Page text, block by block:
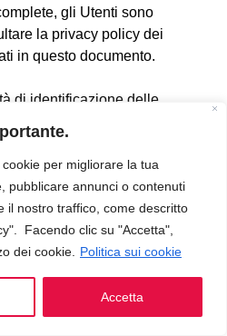
per migliorare la tua
pubblicare annunci o contenuti
il nostro traffico, come descritto
Facendo clic su "Accetta",
dei cookie.
Politica sui cookie
Accetta
gli Utenti sono
la privacy policy dei
in questo documento.
di identificazione delle
Utenti sono invitati a
volessero ricevere ulteriori
di tali tecnologie su questo
informazione che,